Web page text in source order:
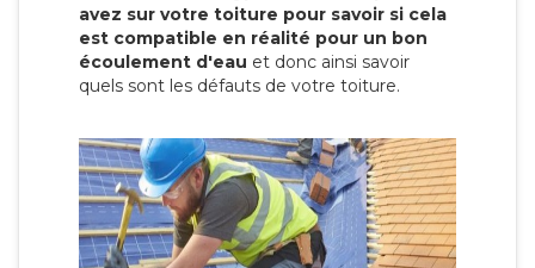
avez sur votre toiture pour savoir si cela
est compatible en réalité pour un bon
écoulement d'eau et donc ainsi savoir
quels sont les défauts de votre toiture.